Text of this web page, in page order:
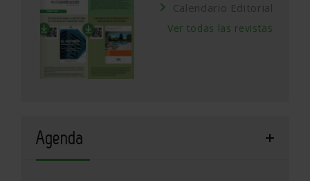
Calendario Editorial
Ver todas las revistas
Agenda